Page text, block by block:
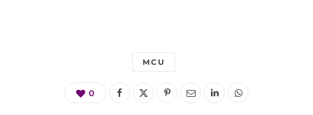
MCU
0